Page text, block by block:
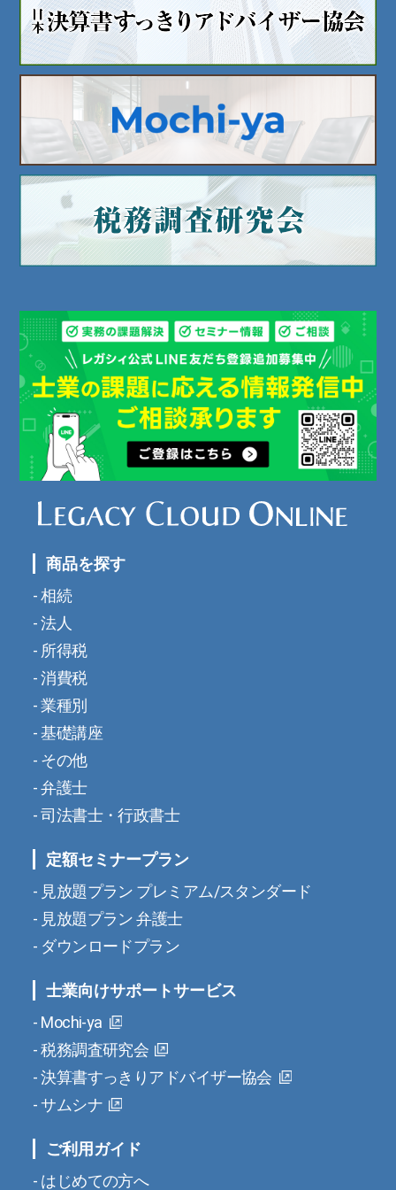
商品を探す
相続
法人
所得税
消費税
業種別
基礎講座
その他
弁護士
司法書士・行政書士
定額セミナープラン
見放題プラン プレミアム/スタンダード
見放題プラン 弁護士
ダウンロードプラン
士業向けサポートサービス
Mochi-ya
税務調査研究会
決算書すっきりアドバイザー協会
サムシナ
ご利用ガイド
はじめての方へ